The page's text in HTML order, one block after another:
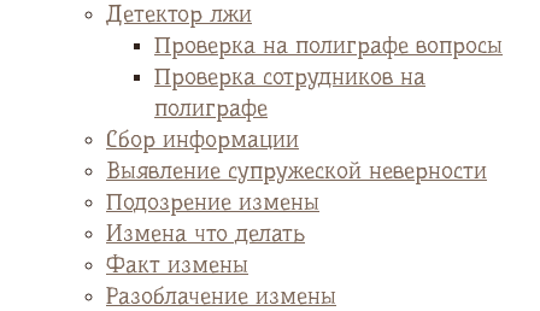
Детектор лжи
Проверка на полиграфе вопросы
Проверка сотрудников на
полиграфе
Сбор информации
Выявление супружеской неверности
Подозрение измены
Измена что делать
Факт измены
Разоблачение измены